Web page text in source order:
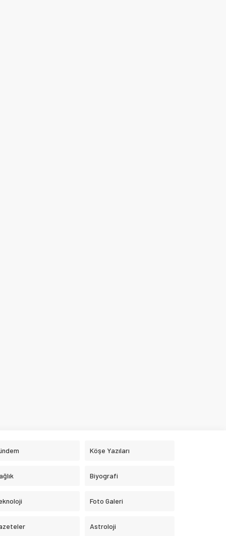
Köşe Yazıları
Biyografi
Foto Galeri
Astroloji